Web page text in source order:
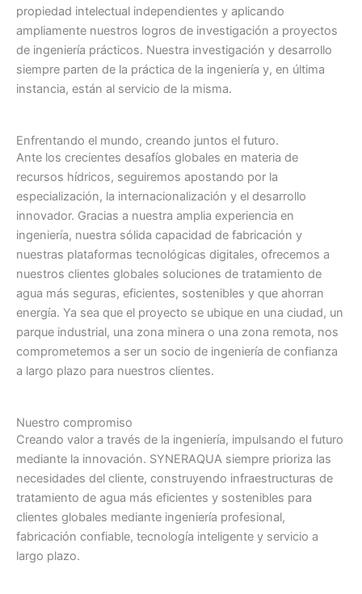
propiedad intelectual independientes y aplicando
ampliamente nuestros logros de investigación a proyectos
de ingeniería prácticos. Nuestra investigación y desarrollo
siempre parten de la práctica de la ingeniería y, en última
instancia, están al servicio de la misma.
Enfrentando el mundo, creando juntos el futuro.
Ante los crecientes desafíos globales en materia de
recursos hídricos, seguiremos apostando por la
especialización, la internacionalización y el desarrollo
innovador. Gracias a nuestra amplia experiencia en
ingeniería, nuestra sólida capacidad de fabricación y
nuestras plataformas tecnológicas digitales, ofrecemos a
nuestros clientes globales soluciones de tratamiento de
agua más seguras, eficientes, sostenibles y que ahorran
energía. Ya sea que el proyecto se ubique en una ciudad, un
parque industrial, una zona minera o una zona remota, nos
comprometemos a ser un socio de ingeniería de confianza
a largo plazo para nuestros clientes.
Nuestro compromiso
Creando valor a través de la ingeniería, impulsando el futuro
mediante la innovación. SYNERAQUA siempre prioriza las
necesidades del cliente, construyendo infraestructuras de
tratamiento de agua más eficientes y sostenibles para
clientes globales mediante ingeniería profesional,
fabricación confiable, tecnología inteligente y servicio a
largo plazo.